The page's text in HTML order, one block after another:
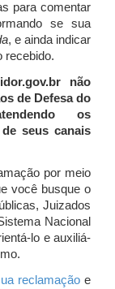
para comentar
se sua
, e ainda indicar
recebido.
não
de Defesa do
os
seus canais
por meio
você busque o
Juizados
Nacional
lo e auxiliá-
reclamaçãoe